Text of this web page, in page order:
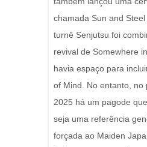
chamada Sun and
turnê Senjutsu foi
revival de Somewhere
havia espaço para
of Mind. No entanto, no
2025 há um pagode
seja uma referência
forçada ao Maiden